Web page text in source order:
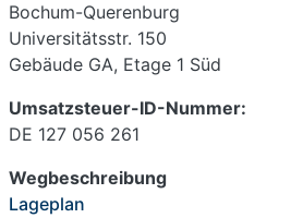
Bochum-Querenburg
Universitätsstr. 150
Gebäude GA, Etage 1 Süd
Umsatzsteuer-ID-Nummer:
DE 127 056 261
Wegbeschreibung
Lageplan